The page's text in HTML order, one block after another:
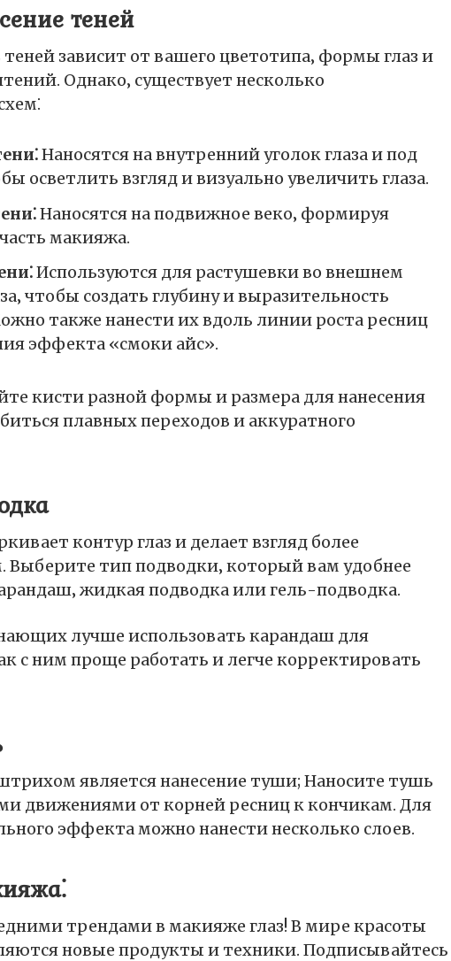
теней
зависит от вашего цветотипа‚ формы глаз и
Однако‚ существует несколько
Наносятся на внутренний уголок глаза и под
осветлить взгляд и визуально увеличить глаза.
Наносятся на подвижное веко‚ формируя
макияжа.
Используются для растушевки во внешнем
чтобы создать глубину и выразительность
также нанести их вдоль линии роста ресниц
эффекта «смоки айс».
кисти разной формы и размера для нанесения
плавных переходов и аккуратного
контур глаз и делает взгляд более
тип подводки‚ который вам удобнее
жидкая подводка или гель-подводка.
лучше использовать карандаш для
с ним проще работать и легче корректировать
является нанесение туши; Наносите тушь
движениями от корней ресниц к кончикам. Для
эффекта можно нанести несколько слоев.
трендами в макияже глаз! В мире красоты
новые продукты и техники. Подписывайтесь